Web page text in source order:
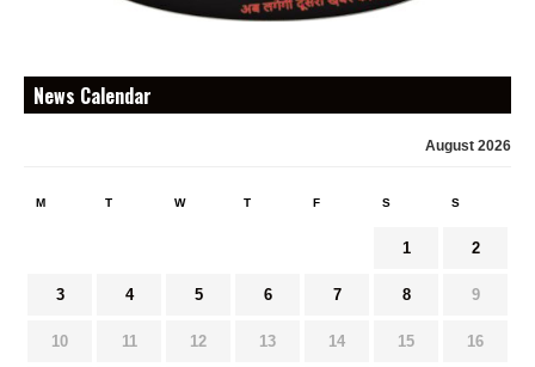
News Calendar
August 2026
M T W T F S S
1 2
3 4 5 6 7 8 9
10 11 12 13 14 15 16